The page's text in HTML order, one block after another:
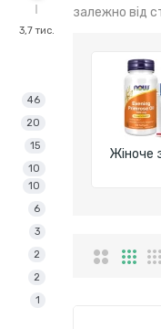
3,7 тис.
2
1
6
10
46
15
3
20
2
10
залежно від
Жіноче